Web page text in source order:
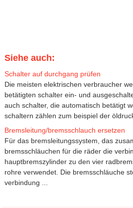
Siehe auch:
Schalter auf durchgang prüfen
Die meisten elektrischen verbraucher
betätigten schalter ein- und
auch schalter, die automatisch betätigt
schaltern zählen zum beispiel der
Bremsleitung/bremsschlauch ersetzen
Für das bremsleitungssystem, das
bremsschläuchen für die räder die
hauptbremszylinder zu den vier
rohre verwendet. Die bremsschläuche
verbindung ...